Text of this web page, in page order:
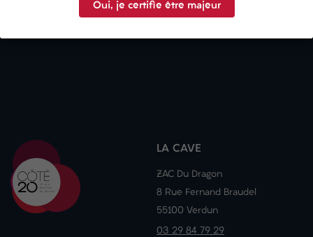
LA CAVE
ZAC Du Dragon
8 Rue Fernand Braudel
55100 Verdun
03 29 84 79 29
Oui, je certifie être majeur